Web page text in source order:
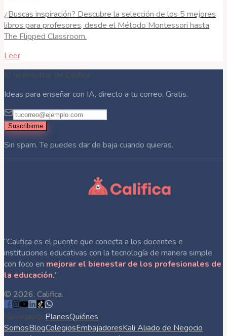
¿Buscas inspiración? Descubre la selección de los 5 mejores
libros para profesores, desde el Método Montessori hasta
The Flipped Classroom.
Leer
El newsletter de Califica
Ideas para enseñar con IA, directo a tu correo. Gratis.
Suscribirme
Sin spam. Te puedes dar de baja cuando quieras.
“Califica es el puente que conecta a los docentes e
instituciones educativas con la tecnología de manera simple
con foco en mejorar el bienestar de los profesionales de
la educación.”
© 2026. Califica.
NavegaciónPlanesQuiénes
SomosBlogColegiosEmbajadoresKali Aliado de Negocio